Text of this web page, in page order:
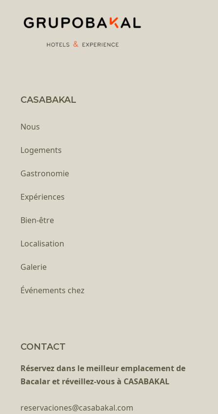
CASABAKAL
Nous
Logements
Gastronomie
Expériences
Bien-être
Localisation
Galerie
Événements chez
CONTACT
Réservez dans le meilleur emplacement de
Bacalar et réveillez-vous à CASABAKAL
reservaciones@casabakal.com